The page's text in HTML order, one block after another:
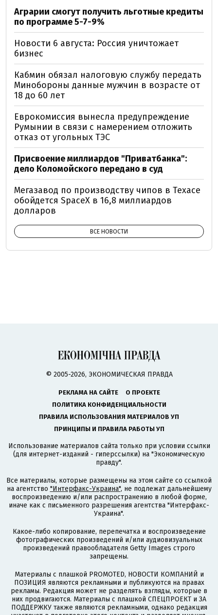
Аграрии смогут получить льготные кредиты
по программе 5-7-9%
Новости 6 августа: Россия уничтожает
бизнес
Кабмин обязал налоговую службу передать
Минобороны данные мужчин в возрасте от
18 до 60 лет
Еврокомиссия вынесла предупреждение
Румынии в связи с намерением отложить
отказ от угольных ТЭС
Присвоение миллиардов "Приватбанка":
дело Коломойского передано в суд
Мегазавод по производству чипов в Техасе
обойдется SpaceX в 16,8 миллиардов
долларов
ВСЕ НОВОСТИ
© 2005-2026, ЭКОНОМИЧЕСКАЯ ПРАВДА
РЕКЛАМА НА САЙТЕ
О ПРОЕКТЕ
ПОЛИТИКА КОНФИДЕНЦИАЛЬНОСТИ
ПРАВИЛА ИСПОЛЬЗОВАНИЯ МАТЕРИАЛОВ УП
ПРИНЦИПЫ И ПРАВИЛА РАБОТЫ УП
Использование материалов сайта только при условии ссылки
(для интернет-изданий - гиперссылки) на "Экономическую
правду".
Все материалы, которые размещены на этом сайте со ссылкой
на агентство "Интерфакс-Украина", не подлежат дальнейшему
воспроизведению и/или распространению в любой форме,
иначе как с письменного разрешения агентства "Интерфакс-
Украина".
Какое-либо копирование, перепечатка и воспроизведение
фотографических произведений и/или аудиовизуальных
произведений правообладателя Getty Images строго
запрещены.
Материалы с плашкой PROMOTED, НОВОСТИ КОМПАНИЙ и
ПОЗИЦИЯ являются рекламными и публикуются на правах
рекламы. Редакция может не разделять взгляды, которые в
них продвигаются. Материалы с плашкой СПЕЦПРОЕКТ и ЗА
ПОДДЕРЖКУ также являются рекламными, однако редакция